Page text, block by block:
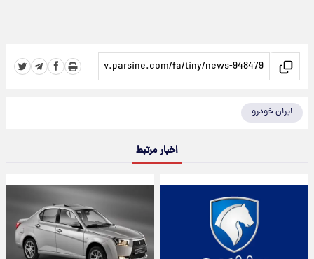
ایران خودرو
اخبار مرتبط